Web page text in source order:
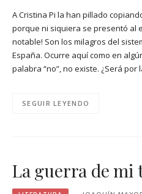
A Cristina Pi la han pillado
porque ni siquiera se presentó al
notable! Son los milagros del
España. Ocurre aquí como en
palabra “no”, no existe. ¿Será
SEGUIR LEYENDO
La guerra de mi